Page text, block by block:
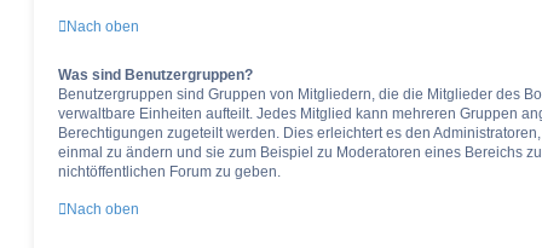
Nach oben
Was sind Benutzergruppen?
Benutzergruppen sind Gruppen von Mitgliedern, die die Mitglieder des
verwaltbare Einheiten aufteilt. Jedes Mitglied kann mehreren Gruppen
Berechtigungen zugeteilt werden. Dies erleichtert es den
einmal zu ändern und sie zum Beispiel zu Moderatoren eines Bereichs
nichtöffentlichen Forum zu geben.
Nach oben